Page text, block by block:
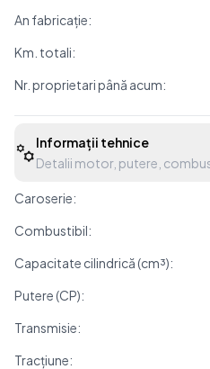
An fabricație:
Km. totali:
Nr. proprietari până acum:
Informații tehnice
Detalii motor, putere,
Caroserie:
Combustibil:
Capacitate cilindrică (cm³):
Putere (CP):
Transmisie:
Tracțiune: